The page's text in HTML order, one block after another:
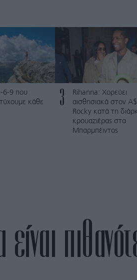
6-9 που
κάθε
3
Rihanna: Χορεύει
αισθησιακά στον
Rocky κατά τη
κρουαζιέρας στα
Μπαρμπέιντος